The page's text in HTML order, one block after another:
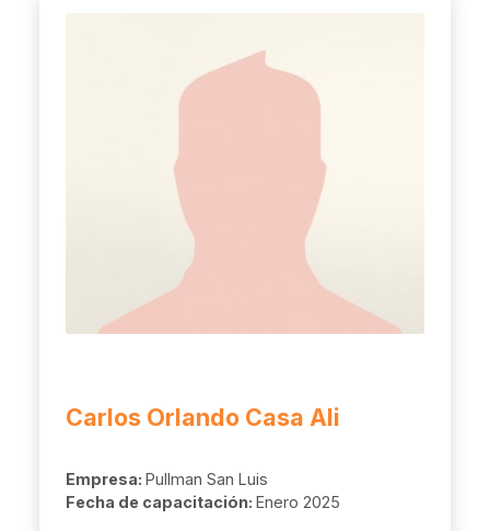
Carlos Orlando Casa Ali
Empresa: Pullman San Luis
Fecha de capacitación: Enero 2025